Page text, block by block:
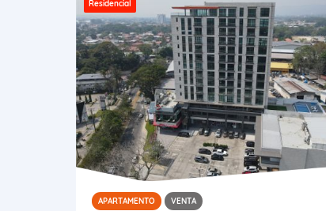
Residencial
APARTAMENTO VENTA